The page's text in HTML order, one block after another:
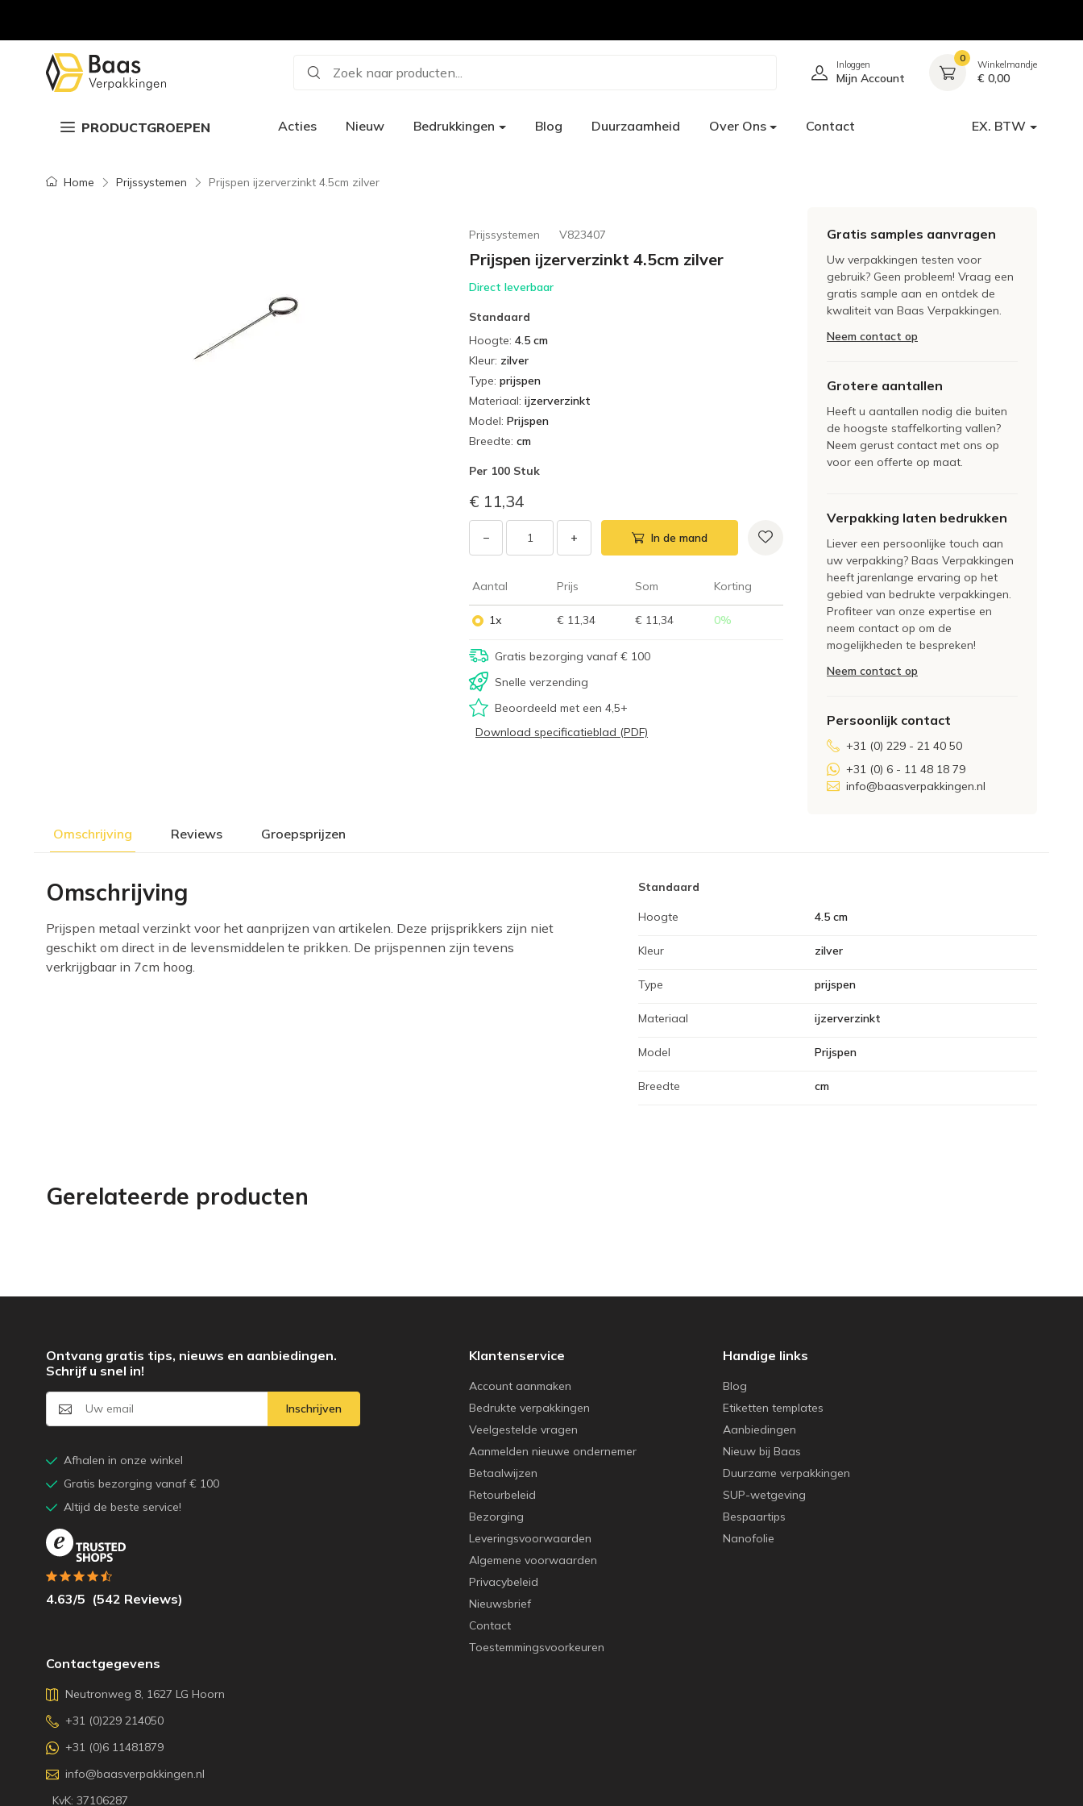
Zoek naar producten... Inloggen
Mijn Account
0
Winkelmandje
€ 0,00
PRODUCTGROEPEN Acties Nieuw Bedrukkingen Blog Duurzaamheid Over Ons Contact EX. BTW
Home Prijssystemen Prijspen ijzerverzinkt 4.5cm zilver
Prijssystemen V823407
Prijspen ijzerverzinkt 4.5cm zilver
Direct leverbaar
Standaard
Hoogte: 4.5 cm
Kleur: zilver
Type: prijspen
Materiaal: ijzerverzinkt
Model: Prijspen
Breedte: cm
Per 100 Stuk
€ 11,34
− + In de mand
Aantal Prijs Som Korting
1x € 11,34 € 11,34 0%
Gratis bezorging vanaf € 100
Snelle verzending
Beoordeeld met een 4,5+
Download specificatieblad (PDF)
Gratis samples aanvragen
Uw verpakkingen testen voor
gebruik? Geen probleem! Vraag een
gratis sample aan en ontdek de
kwaliteit van Baas Verpakkingen.
Neem contact op
Grotere aantallen
Heeft u aantallen nodig die buiten
de hoogste staffelkorting vallen?
Neem gerust contact met ons op
voor een offerte op maat.
Verpakking laten bedrukken
Liever een persoonlijke touch aan
uw verpakking? Baas Verpakkingen
heeft jarenlange ervaring op het
gebied van bedrukte verpakkingen.
Profiteer van onze expertise en
neem contact op om de
mogelijkheden te bespreken!
Neem contact op
Persoonlijk contact
+31 (0) 229 - 21 40 50
+31 (0) 6 - 11 48 18 79
info@baasverpakkingen.nl
Omschrijving Reviews Groepsprijzen
Omschrijving
Prijspen metaal verzinkt voor het aanprijzen van artikelen. Deze prijsprikkers zijn niet
geschikt om direct in de levensmiddelen te prikken. De prijspennen zijn tevens
verkrijgbaar in 7cm hoog.
Standaard
Hoogte 4.5 cm
Kleur zilver
Type prijspen
Materiaal ijzerverzinkt
Model Prijspen
Breedte cm
Gerelateerde producten
Klantenservice
Account aanmaken
Bedrukte verpakkingen
Veelgestelde vragen
Aanmelden nieuwe ondernemer
Betaalwijzen
Retourbeleid
Bezorging
Leveringsvoorwaarden
Algemene voorwaarden
Privacybeleid
Nieuwsbrief
Contact
Toestemmingsvoorkeuren
Handige links
Blog
Etiketten templates
Aanbiedingen
Nieuw bij Baas
Duurzame verpakkingen
SUP-wetgeving
Bespaartips
Nanofolie
Contactgegevens
Neutronweg 8, 1627 LG Hoorn
+31 (0)229 214050
+31 (0)6 11481879
info@baasverpakkingen.nl
KvK: 37106287
Ontvang gratis tips, nieuws en aanbiedingen.
Schrijf u snel in!
Inschrijven
Afhalen in onze winkel
Gratis bezorging vanaf € 100
Altijd de beste service!
4.63/5 (542 Reviews)